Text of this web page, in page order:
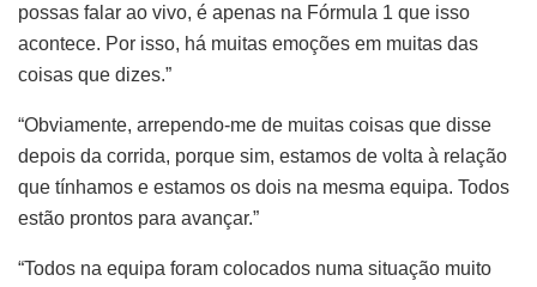
possas falar ao vivo, é apenas na Fórmula 1 que isso
acontece. Por isso, há muitas emoções em muitas das
coisas que dizes.”
“Obviamente, arrependo-me de muitas coisas que disse
depois da corrida, porque sim, estamos de volta à relação
que tínhamos e estamos os dois na mesma equipa. Todos
estão prontos para avançar.”
“Todos na equipa foram colocados numa situação muito